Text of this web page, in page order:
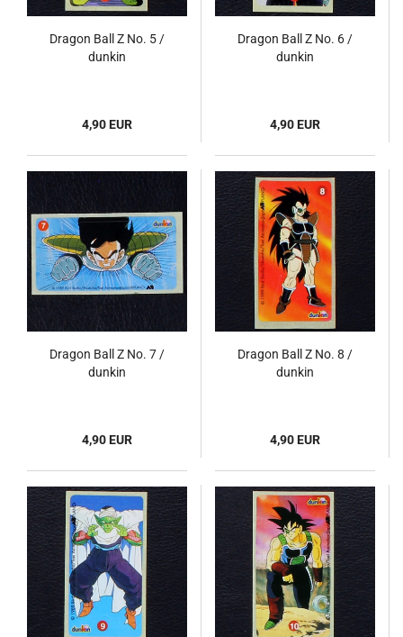
Dragon Ball Z No. 5 /
dunkin
4,90 EUR
Dragon Ball Z No. 6 /
dunkin
4,90 EUR
Dragon Ball Z No. 7 /
dunkin
4,90 EUR
Dragon Ball Z No. 8 /
dunkin
4,90 EUR